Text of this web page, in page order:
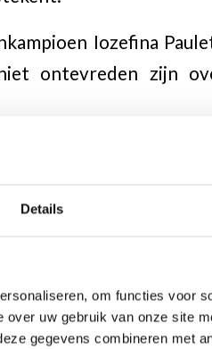
Details
om functies voor
uw gebruik van onze site
gegevens combineren met
Iozefina
ontevreden zijn
leden van de
zes keer per jaar
dan wordt u